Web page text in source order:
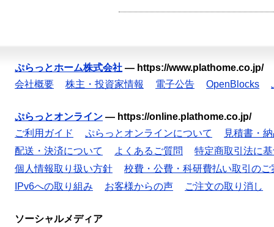
ぷらっとホーム株式会社 — https://www.plathome.co.jp/
会社概要
株主・投資家情報 電子公告 OpenBlocks
ぷらっとオンライン — https://online.plathome.co.jp/
ご利用ガイド
ぷらっとオンラインについて
見積書・
配送・決済について
よくあるご質問
特定商取引法に
個人情報取り扱い方針
校費・公費・科研費払い取引のご
IPv6への取り組み
お客様からの声 ご注文の取り消し
ソーシャルメディア